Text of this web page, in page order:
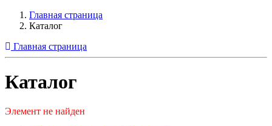
Главная страница
Каталог
Главная страница
Каталог
Элемент не найден